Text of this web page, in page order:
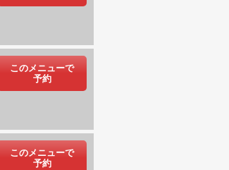
このメニューで
予約
このメニューで
予約